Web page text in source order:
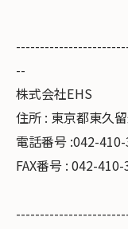
--
株式会社EHS
住所 : 東京都東久
電話番号 :042-
FAX番号 : 042-410-